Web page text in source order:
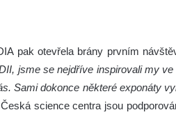
pak otevřela brány prvním
jsme se nejdříve inspirovali my
Sami dokonce některé exponáty
science centra jsou